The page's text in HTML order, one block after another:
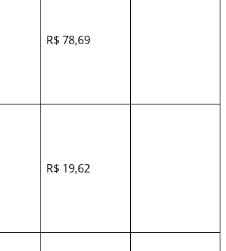
R$ 78,69
R$ 19,62